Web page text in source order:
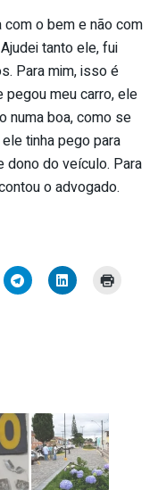
o bem e não com
tanto ele, fui
Para mim, isso é
meu carro, ele
numa boa, como se
tinha pego para
do veículo. Para
o advogado.